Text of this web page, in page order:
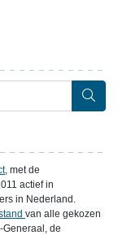
, met de
actief in
in Nederland.
van alle gekozen
de